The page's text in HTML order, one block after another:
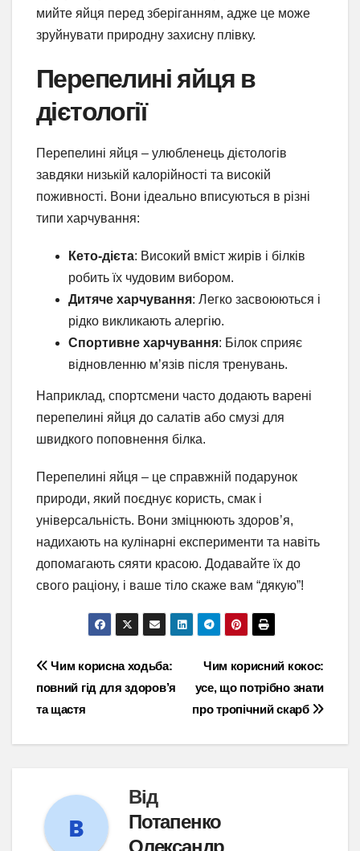
мийте яйця перед зберіганням, адже це може
зруйнувати природну захисну плівку.
Перепелині яйця в
дієтології
Перепелині яйця – улюбленець дієтологів
завдяки низькій калорійності та високій
поживності. Вони ідеально вписуються в різні
типи харчування:
Кето-дієта: Високий вміст жирів і білків
робить їх чудовим вибором.
Дитяче харчування: Легко засвоюються і
рідко викликають алергію.
Спортивне харчування: Білок сприяє
відновленню м’язів після тренувань.
Наприклад, спортсмени часто додають варені
перепелині яйця до салатів або смузі для
швидкого поповнення білка.
Перепелині яйця – це справжній подарунок
природи, який поєднує користь, смак і
універсальність. Вони зміцнюють здоров’я,
надихають на кулінарні експерименти та навіть
допомагають сяяти красою. Додавайте їх до
свого раціону, і ваше тіло скаже вам “дякую”!
Навігація
записів
Чим корисний кокос:
усе, що потрібно знати
про тропічний скарб
Чим корисна ходьба:
повний гід для здоров’я
та щастя
Від
Потапенко